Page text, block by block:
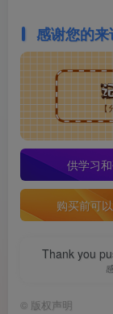
感谢您的来
供学习
购买前可
Thank you
© 版权声明